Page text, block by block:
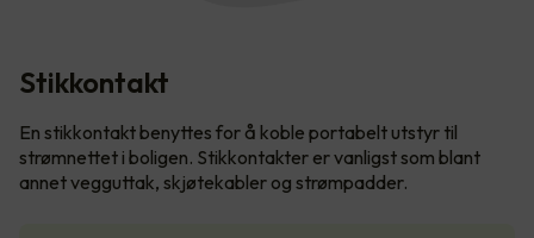
Stikkontakt
En stikkontakt benyttes for å koble portabelt utstyr til
strømnettet i boligen. Stikkontakter er vanligst som blant
annet vegguttak, skjøtekabler og strømpadder.